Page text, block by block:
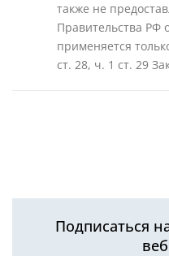
также не
Правительства РФ
применяется
ст. 28, ч. 1 ст. 29
Подписаться